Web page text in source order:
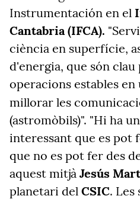
Instrumentación en el
Cantabria (IFCA).
ciència en superfície,
d'energia, que són
operacions estables
millorar les
(astromòbils)". "Hi ha
interessant que es pot
que no es pot fer des
aquest mitjà Jesús
planetari del CSIC. Les